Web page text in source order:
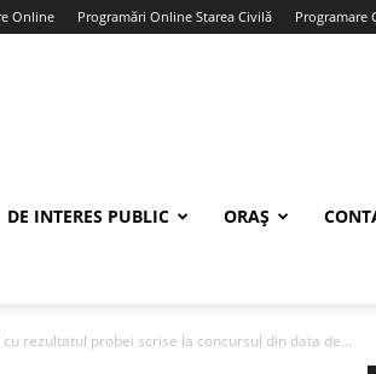
Online Programări Online Starea Civilă Programare
DE INTERES PUBLIC ORAȘ
rezultatul probei scrise la concursul din data de...